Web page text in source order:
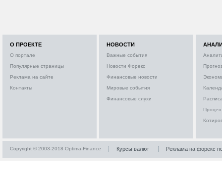
О ПРОЕКТЕ
О портале
Популярные страницы
Реклама на сайте
Контакты
НОВОСТИ
Важные события
Новости Форекс
Финансовые новости
Мировые события
Финансовые слухи
Copyright © 2003-2018 Optima-Finance Курсы валют Реклама на форекс